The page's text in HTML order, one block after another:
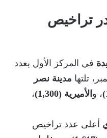
تراخيص
في المركز الأول بعدد
تلتها مدينة نصر
، و الأميرية (1,300)
،
أعلى عدد تراخيص